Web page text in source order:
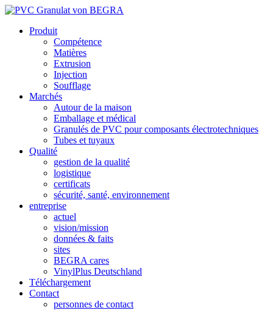
Produit
Compétence
Matières
Extrusion
Injection
Soufflage
Marchés
Autour de la maison
Emballage et médical
Granulés de PVC pour composants électrotechniques
Tubes et tuyaux
Qualité
gestion de la qualité
logistique
certificats
sécurité, santé, environnement
entreprise
actuel
vision/mission
données & faits
sites
BEGRA cares
VinylPlus Deutschland
Téléchargement
Contact
personnes de contact